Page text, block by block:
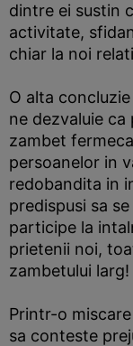
dintre ei sustin
activitate,
chiar la noi
O alta
ne dezvaluie
zambet
persoanelor in
redobandita in
predispusi sa
participe la
prietenii noi,
zambetului larg!
Printr-o
sa conteste